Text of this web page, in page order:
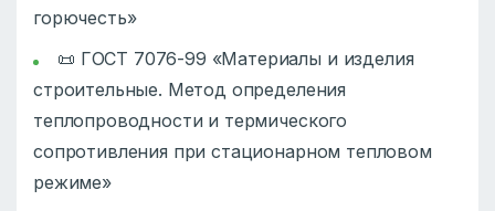
горючесть»
📜 ГОСТ 7076-99 «Материалы и изделия
строительные. Метод определения
теплопроводности и термического
сопротивления при стационарном тепловом
режиме»